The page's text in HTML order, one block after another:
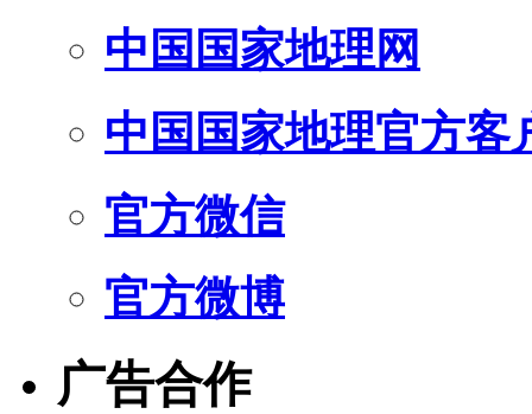
中国国家地理网
中国国家地理官方客
官方微信
官方微博
广告合作